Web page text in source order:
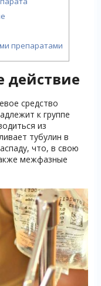
препаратами
действие
средство
к группе
из
тубулин в
что, в свою
межфазные